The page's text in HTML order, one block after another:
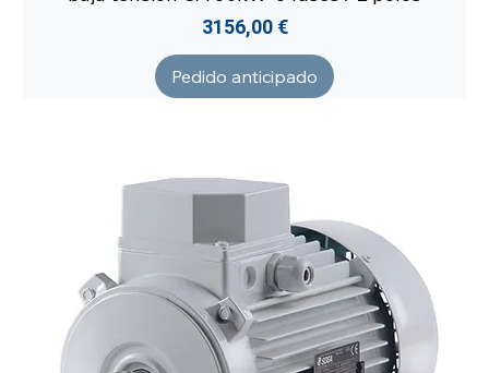
Precio
3156,00 €
Pedido anticipado